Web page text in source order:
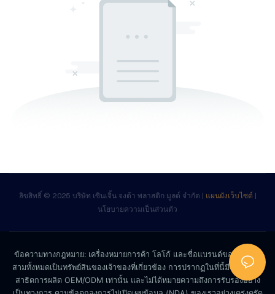
ลิขสิทธิ์ © 2025 บริษัท เซินเจิ้น จงต้า พลาสติก มูลด์ จำกัด | แผนผังเว็บไซต์ |
นโยบายความเป็นส่วนตัว
ข้อความทางกฎหมาย: เครื่องหมายการค้า โลโก้ และชื่อแบรนด์ของบุคคลที่
สามทั้งหมดเป็นทรัพย์สินของเจ้าของที่เกี่ยวข้อง การปรากฏในที่นี้มีไว้เพื่อการ
สาธิตการผลิต OEM/ODM เท่านั้น และไม่ได้หมายความถึงการรับรองอย่าง